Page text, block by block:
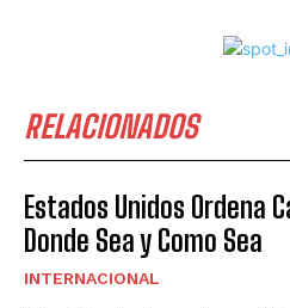
RELACIONADOS
Estados Unidos Ordena
Donde Sea y Como Sea
INTERNACIONAL